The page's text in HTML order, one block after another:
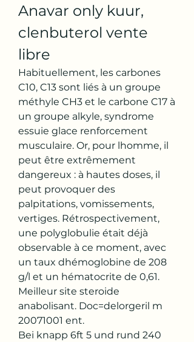
Anavar only kuur,
clenbuterol vente
libre
Habituellement, les carbones
C10, C13 sont liés à un groupe
méthyle CH3 et le carbone C17 à
un groupe alkyle, syndrome
essuie glace renforcement
musculaire. Or, pour lhomme, il
peut être extrêmement
dangereux : à hautes doses, il
peut provoquer des
palpitations, vomissements,
vertiges. Rétrospectivement,
une polyglobulie était déjà
observable à ce moment, avec
un taux dhémoglobine de 208
g/l et un hématocrite de 0,61.
Meilleur site steroide
anabolisant. Doc=delorgeril m
20071001 ent.
Bei knapp 6ft 5 und rund 240